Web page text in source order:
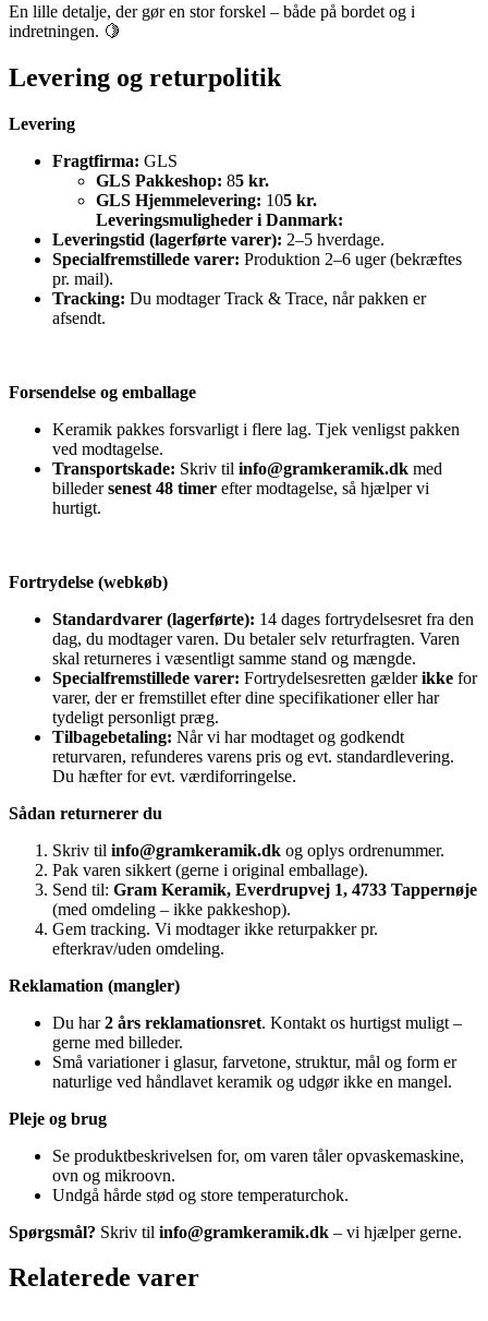
En lille detalje, der gør en stor forskel – både på bordet og i
indretningen. 🍋
Levering og returpolitik
Levering
Fragtfirma: GLS
GLS Pakkeshop: 85 kr.
GLS Hjemmelevering: 105 kr.
Leveringsmuligheder i Danmark:
Leveringstid (lagerførte varer): 2–5 hverdage.
Specialfremstillede varer: Produktion 2–6 uger (bekræftes
pr. mail).
Tracking: Du modtager Track & Trace, når pakken er
afsendt.
Forsendelse og emballage
Keramik pakkes forsvarligt i flere lag. Tjek venligst pakken
ved modtagelse.
Transportskade: Skriv til info@gramkeramik.dk med
billedersenest 48 timer efter modtagelse, så hjælper vi
hurtigt.
Fortrydelse (webkøb)
Standardvarer (lagerførte): 14 dages fortrydelsesret fra den
dag, du modtager varen. Du betaler selv returfragten. Varen
skal returneres i væsentligt samme stand og mængde.
Specialfremstillede varer: Fortrydelsesretten gælderikke for
varer, der er fremstillet efter dine specifikationer eller har
tydeligt personligt præg.
Tilbagebetaling: Når vi har modtaget og godkendt
returvaren, refunderes varens pris og evt. standardlevering.
Du hæfter for evt. værdiforringelse.
Sådan returnerer du
Skriv til info@gramkeramik.dk og oplys ordrenummer.
Pak varen sikkert (gerne i original emballage).
Send til: Gram Keramik, Everdrupvej 1, 4733 Tappernøje
(med omdeling – ikke pakkeshop).
Gem tracking. Vi modtager ikke returpakker pr.
efterkrav/uden omdeling.
Reklamation (mangler)
Du har2 års reklamationsret. Kontakt os hurtigst muligt –
gerne med billeder.
Små variationer i glasur, farvetone, struktur, mål og form er
naturlige ved håndlavet keramik og udgør ikke en mangel.
Pleje og brug
Se produktbeskrivelsen for, om varen tåler opvaskemaskine,
ovn og mikroovn.
Undgå hårde stød og store temperaturchok.
Spørgsmål? Skriv til info@gramkeramik.dk – vi hjælper gerne.
Relaterede varer